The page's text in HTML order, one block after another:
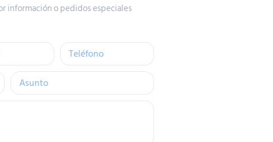
información o pedidos especiales